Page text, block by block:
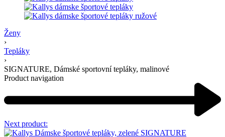
Ženy
›
Tepláky
›
SIGNATURE, Dámské sportovní tepláky, malinové
Product navigation
Next product: